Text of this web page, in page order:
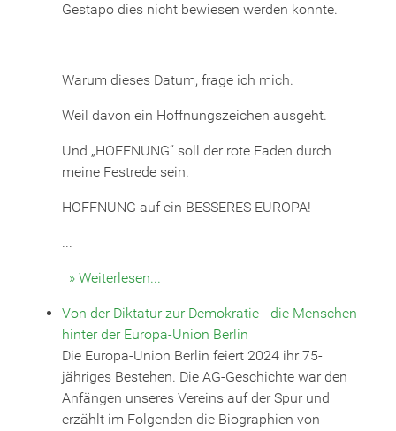
Gestapo dies nicht bewiesen werden konnte.
Warum dieses Datum, frage ich mich.
Weil davon ein Hoffnungszeichen ausgeht.
Und „HOFFNUNG“ soll der rote Faden durch
meine Festrede sein.
HOFFNUNG auf ein BESSERES EUROPA!
...
» Weiterlesen...
Von der Diktatur zur Demokratie - die Menschen
hinter der Europa-Union Berlin
Die Europa-Union Berlin feiert 2024 ihr 75-
jähriges Bestehen. Die AG-Geschichte war den
Anfängen unseres Vereins auf der Spur und
erzählt im Folgenden die Biographien von